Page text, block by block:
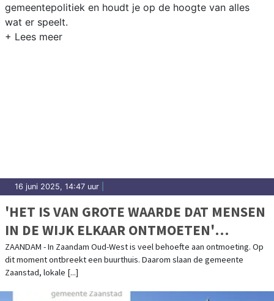
gemeentepolitiek en houdt je op de hoogte van alles
wat er speelt.
16 juni 2025, 14:47 uur
'HET IS VAN GROTE WAARDE DAT MENSEN
IN DE WIJK ELKAAR ONTMOETEN'
OPENWEST: ZAANDAM OUD-WEST OPENT
DEUREN VOOR ONTMOETING OP
ZAANDAM - In Zaandam Oud-West is veel behoefte aan ontmoeting. Op
dit moment ontbreekt een buurthuis. Daarom slaan de gemeente
Zaanstad, lokale [...]